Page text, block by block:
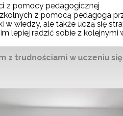
z pomocy pedagogicznej
z pomocą pedagoga
w wiedzy, ale także uczą się
lepiej radzić sobie z
z trudnościami w uczeniu się